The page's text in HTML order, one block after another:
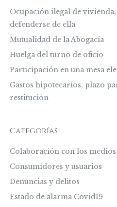
Ocupación ilegal de
defenderse de ella
Mutualidad de la Abogacía
Huelga del turno de oficio
Participación en una mesa
Gastos hipotecarios, plazo
restitución
Categorías
Colaboración con los
Consumidores y usuarios
Denuncias y delitos
Estado de alarma Covid19